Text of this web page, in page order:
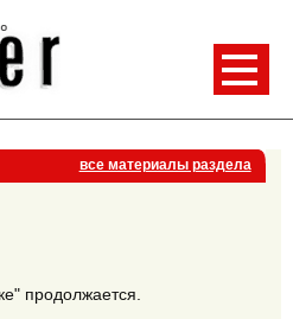
все материалы раздела
продолжается.